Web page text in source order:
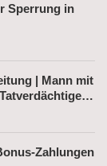
Sperrung in
| Mann mit
Zahlungen